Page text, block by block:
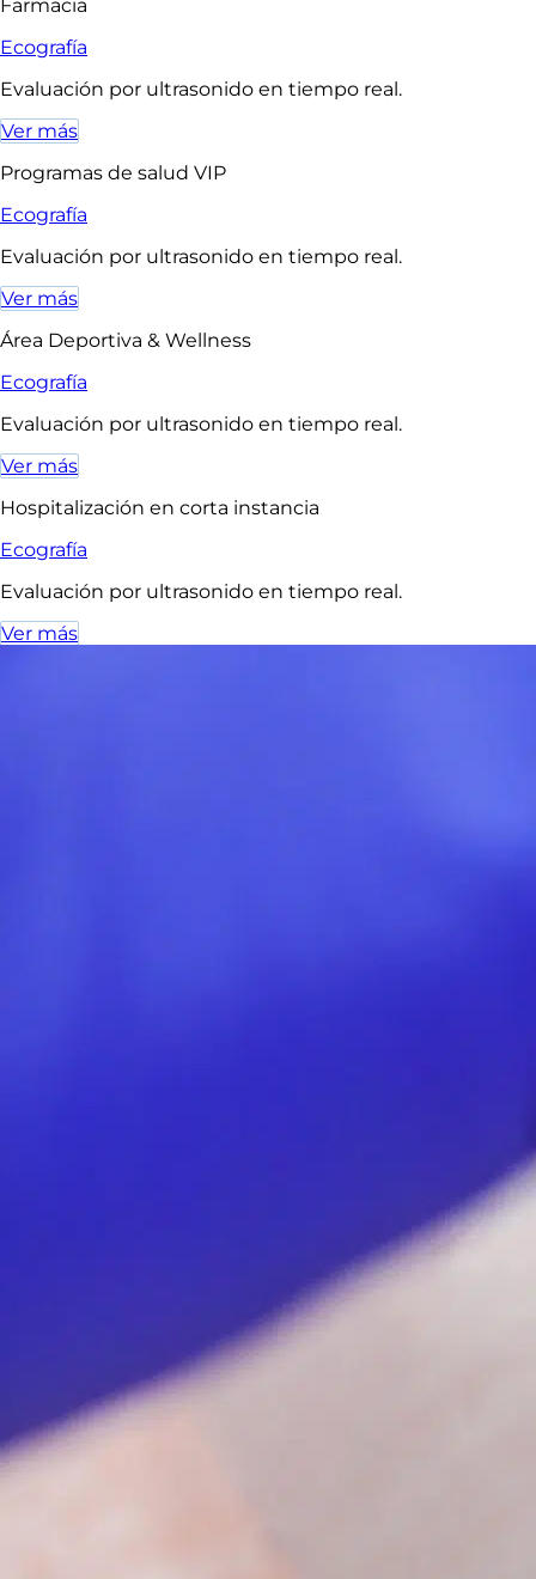
Farmacia
Ecografía
Evaluación por ultrasonido en tiempo real.
Ver más
Programas de salud VIP
Ecografía
Evaluación por ultrasonido en tiempo real.
Ver más
Área Deportiva & Wellness
Ecografía
Evaluación por ultrasonido en tiempo real.
Ver más
Hospitalización en corta instancia
Ecografía
Evaluación por ultrasonido en tiempo real.
Ver más